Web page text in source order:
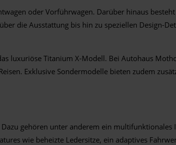
oder Vorführwagen. Darüber hinaus
die Ausstattung bis hin zu speziellen Design-
luxuriöse Titanium X-Modell. Bei Autohaus
Exklusive Sondermodelle bieten zudem
gehören unter anderem ein
wie beheizte Ledersitze, ein adaptives